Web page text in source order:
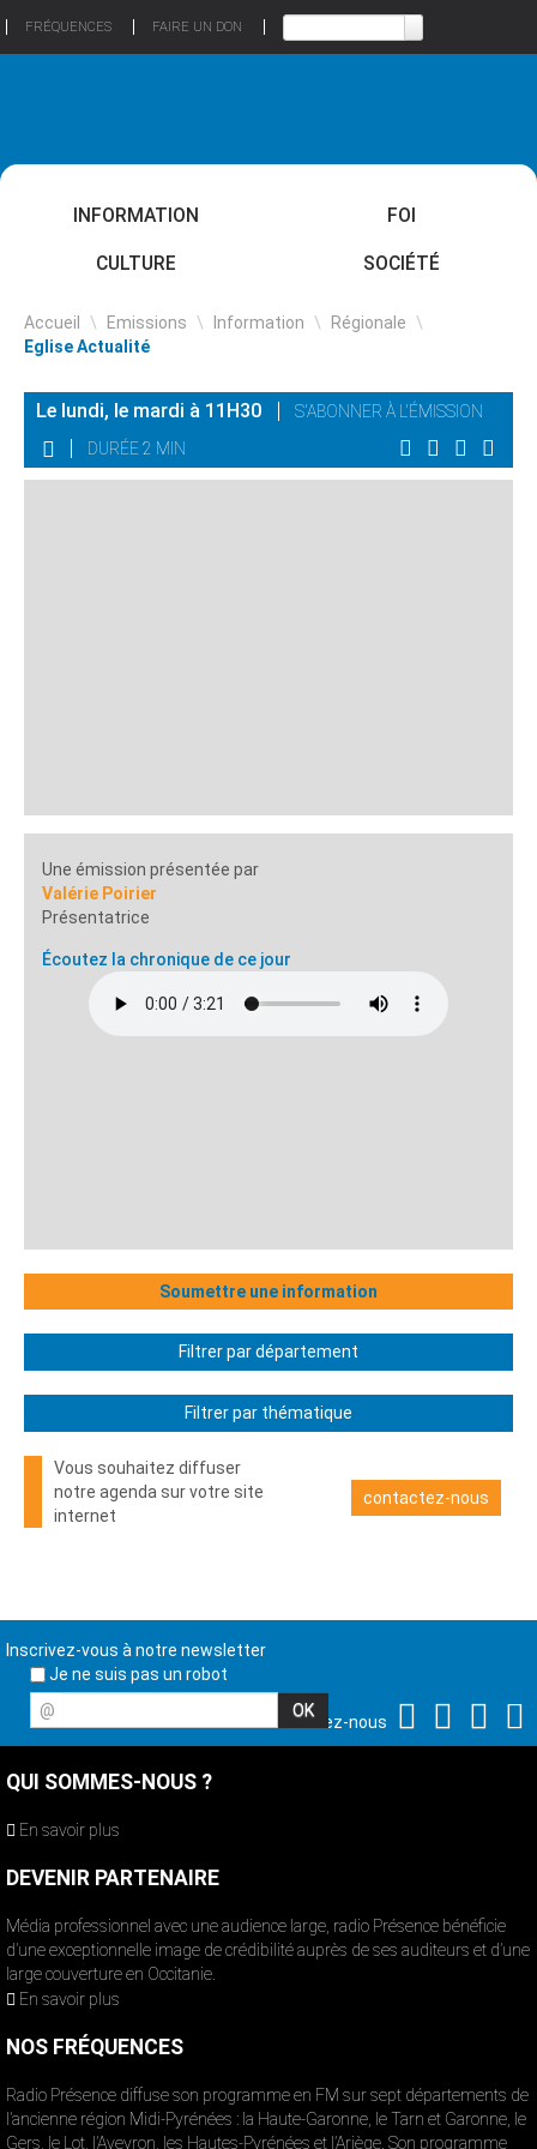
FRÉQUENCES FAIRE UN DON
INFORMATION FOI
CULTURE SOCIÉTÉ
Accueil \ Emissions \ Information \ Régionale \
Eglise Actualité
Le lundi, le mardi à 11H30
S'ABONNER À L'ÉMISSION
DURÉE 2 MIN
Une émission présentée par
Valérie Poirier
Présentatrice
Écoutez la chronique de ce jour
Soumettre une information
Filtrer par département
Filtrer par thématique
Vous souhaitez diffuser
notre agenda sur votre site
internet
contactez-nous
Inscrivez-vous à notre newsletter
Je ne suis pas un robot
@
Suivez-nous
QUI SOMMES-NOUS ?
En savoir plus
DEVENIR PARTENAIRE
Média professionnel avec une audience large, radio Présence bénéficie
d’une exceptionnelle image de crédibilité auprès de ses auditeurs et d’une
large couverture en Occitanie.
En savoir plus
NOS FRÉQUENCES
Radio Présence diffuse son programme en FM sur sept départements de
l’ancienne région Midi-Pyrénées : la Haute-Garonne, le Tarn et Garonne, le
Gers, le Lot, l’Aveyron, les Hautes-Pyrénées et l’Ariège. Son programme